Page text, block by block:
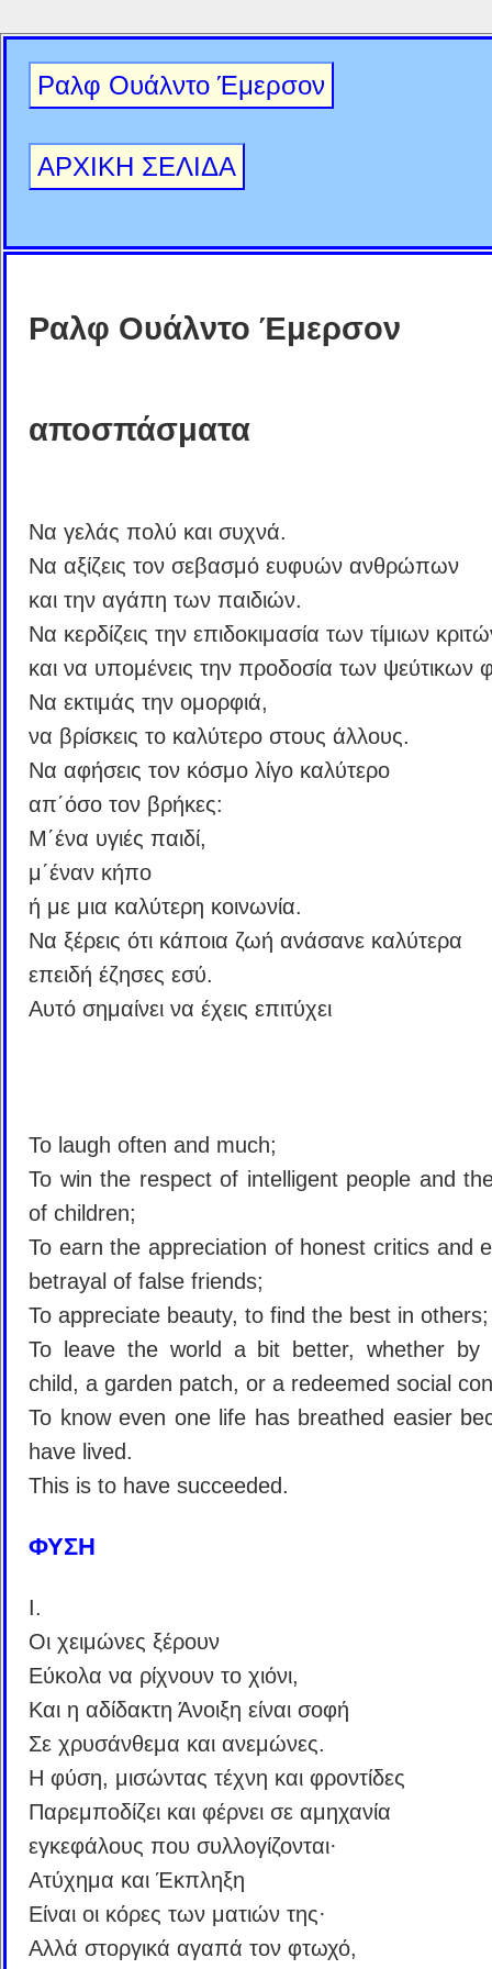
Ραλφ Ουάλντο Έμερσον
ΑΡΧΙΚΗ ΣΕΛΙΔΑ
Ραλφ Ουάλντο Έμερσον
αποσπάσματα
Να γελάς πολύ και συχνά.
Να αξίζεις τον σεβασμό ευφυών ανθρώπων
και την αγάπη των παιδιών.
Να κερδίζεις την επιδοκιμασία των τίμιων
και να υπομένεις την προδοσία των ψεύτικων
Να εκτιμάς την ομορφιά,
να βρίσκεις το καλύτερο στους άλλους.
Να αφήσεις τον κόσμο λίγο καλύτερο
απ΄όσο τον βρήκες:
Μ΄ένα υγιές παιδί,
μ΄έναν κήπο
ή με μια καλύτερη κοινωνία.
Να ξέρεις ότι κάποια ζωή ανάσανε καλύτερα
επειδή έζησες εσύ.
Αυτό σημαίνει να έχεις επιτύχει
To laugh often and much;
To win the respect of intelligent people and
of children;
To earn the appreciation of honest critics and
betrayal of false friends;
To appreciate beauty, to find the best in others;
To leave the world a bit better, whether by
child, a garden patch, or a redeemed social
To know even one life has breathed easier
have lived.
This is to have succeeded.
ΦΥΣΗ
Ι.
Οι χειμώνες ξέρουν
Εύκολα να ρίχνουν το χιόνι,
Και η αδίδακτη Άνοιξη είναι σοφή
Σε χρυσάνθεμα και ανεμώνες.
Η φύση, μισώντας τέχνη και φροντίδες
Παρεμποδίζει και φέρνει σε αμηχανία
εγκεφάλους που συλλογίζονται·
Ατύχημα και Έκπληξη
Είναι οι κόρες των ματιών της·
Αλλά στοργικά αγαπά τον φτωχό,